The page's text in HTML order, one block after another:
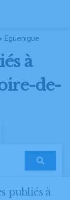
Eguenigue
à
de-
publiés à